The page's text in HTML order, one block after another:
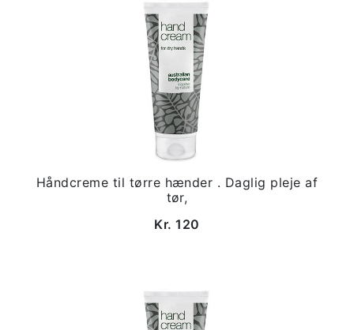
Håndcreme til tørre hænder . Daglig pleje af
tør,
Kr. 120